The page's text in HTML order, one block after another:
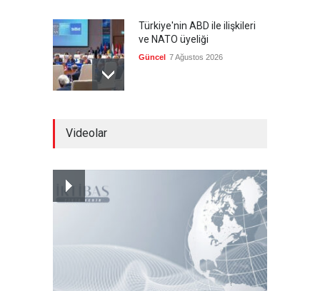
Türkiye'nin ABD ile ilişkileri
ve NATO üyeliği
Güncel 7 Ağustos 2026
Yeni bir üçlü ittifak kuruldu
7 Ağustos 2026
Videolar